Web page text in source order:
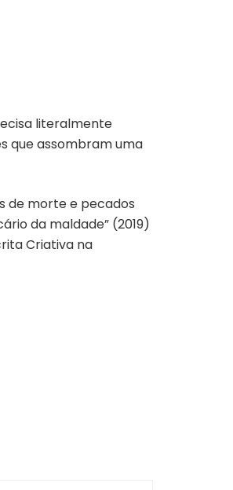
literalmente
que assombram uma
de morte e pecados
da maldade” (2019)
Criativa na